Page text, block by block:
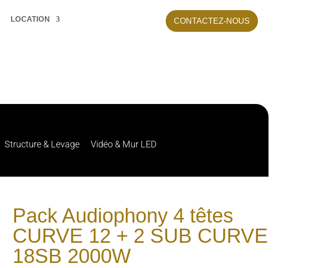
LOCATION CONTACTEZ-NOUS
Structure & Levage
Vidéo & Mur LED
Pack Audiophony 4 têtes
CURVE 12 + 2 SUB CURVE
18SB 2000W